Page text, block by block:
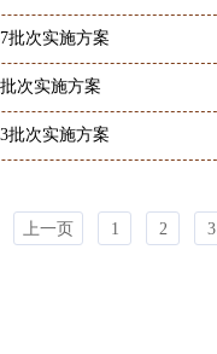
批次实施方案
次实施方案
批次实施方案
上一页 1 2 3